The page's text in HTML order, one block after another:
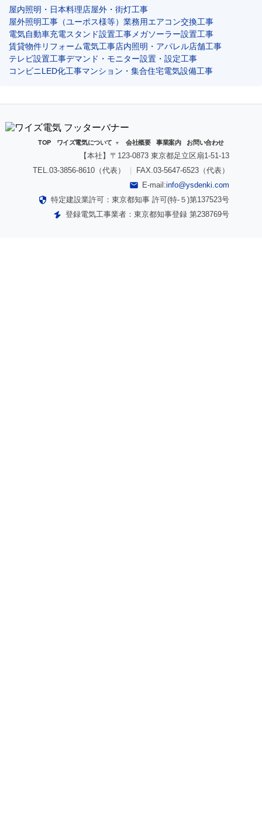
屋内照明・日本料理店屋外・街灯工事
屋外照明工事（ユーポス様等） 業務用エアコン交換工事
電気自動車充電スタンド設置工事 メガソーラー設置工事
賃貸物件リフォーム電気工事店内照明・アパレル店舗工事
テレビ設置工事デマンド・モニター設置・設定工事
コンビニLED化工事マンション・集合住宅電気設備工事
TOP ワイズ電気について ▼ 会社概要 事業案内 お問い合わせ
【本社】〒123-0873 東京都足立区扇1-51-13
TEL.03-3856-8610（代表）
FAX.03-5647-6523（代表）
E-mail:info@ysdenki.com
特定建設業許可：東京都知事 許可(特‐５)第137523号
登録電気工事業者：東京都知事登録 第238769号